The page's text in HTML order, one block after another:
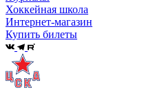
Хоккейная школа
Интернет-магазин
Купить билеты